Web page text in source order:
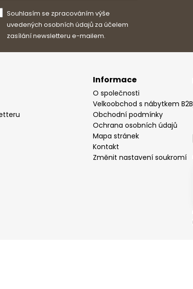
Souhlasím se zpracováním výše
uvedených osobních údajů za účelem
zasílání newsletteru e-mailem.
Informace
O společnosti
Velkoobchod s nábytkem B2B
Obchodní podmínky
Ochrana osobních údajů
Mapa stránek
Kontakt
Změnit nastavení soukromí